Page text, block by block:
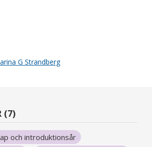
G Strandberg
(7)
och introduktionsår